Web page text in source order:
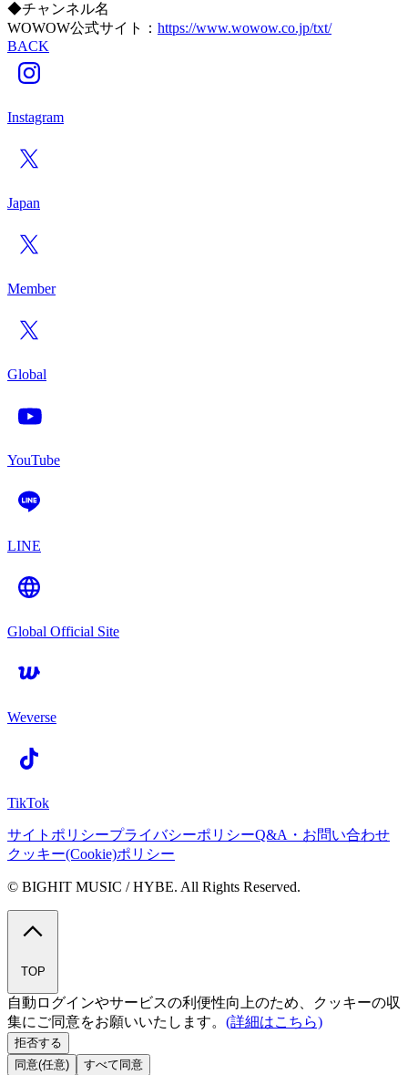
◆チャンネル名
WOWOW公式サイト： https://www.wowow.co.jp/txt/
BACK
Instagram
Japan
Member
Global
YouTube
LINE
Global Official Site
Weverse
TikTok
サイトポリシープライバシーポリシーQ&A・お問い合わせ
クッキー(Cookie)ポリシー
© BIGHIT MUSIC / HYBE. All Rights Reserved.
TOP
自動ログインやサービスの利便性向上のため、クッキーの収
集にご同意をお願いいたします。 (詳細はこちら)
拒否する
同意(任意)
すべて同意